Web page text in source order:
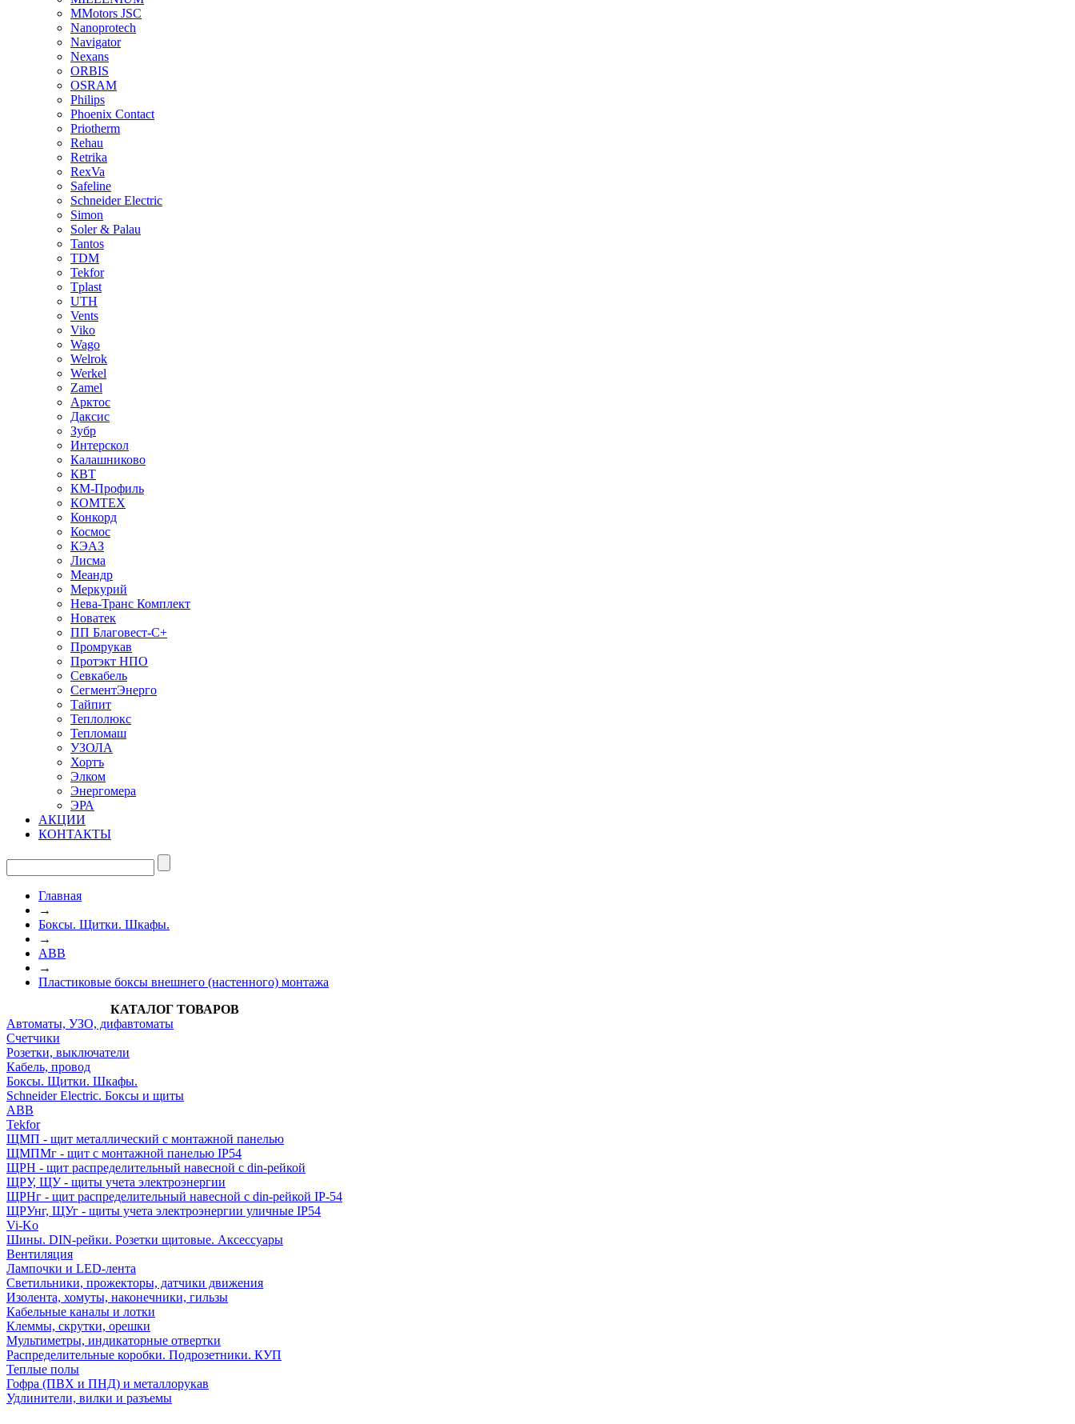
MMotors JSC
Nanoprotech
Navigator
Nexans
ORBIS
OSRAM
Philips
Phoenix Contact
Priotherm
Rehau
Retrika
RexVa
Safeline
Schneider Electric
Simon
Soler & Palau
Tantos
TDM
Tekfor
Tplast
UTH
Vents
Viko
Wago
Welrok
Werkel
Zamel
Арктос
Даксис
Зубр
Интерскол
Калашниково
КВТ
КМ-Профиль
КОМТЕХ
Конкорд
Космос
КЭАЗ
Лисма
Меандр
Меркурий
Нева-Транс Комплект
Новатек
ПП Благовест-С+
Промрукав
Протэкт НПО
Севкабель
СегментЭнерго
Тайпит
Теплолюкс
Тепломаш
УЗОЛА
Хортъ
Элком
Энергомера
ЭРА
АКЦИИ
КОНТАКТЫ
Главная
→
Боксы. Щитки. Шкафы.
→
ABB
→
Пластиковые боксы внешнего (настенного) монтажа
КАТАЛОГ ТОВАРОВ
Автоматы, УЗО, дифавтоматы
Счетчики
Розетки, выключатели
Кабель, провод
Боксы. Щитки. Шкафы.
Schneider Electric. Боксы и щиты
ABB
Tekfor
ЩМП - щит металлический с монтажной панелью
ЩМПМг - щит с монтажной панелью IP54
ЩРН - щит распределительный навесной с din-рейкой
ЩРУ, ЩУ - щиты учета электроэнергии
ЩРНг - щит распределительный навесной с din-рейкой IP-54
ЩРУнг, ЩУг - щиты учета электроэнергии уличные IP54
Vi-Ko
Шины. DIN-рейки. Розетки щитовые. Аксессуары
Вентиляция
Лампочки и LED-лента
Светильники, прожекторы, датчики движения
Изолента, хомуты, наконечники, гильзы
Кабельные каналы и лотки
Клеммы, скрутки, орешки
Мультиметры, индикаторные отвертки
Распределительные коробки. Подрозетники. КУП
Теплые полы
Гофра (ПВХ и ПНД) и металлорукав
Удлинители, вилки и разъемы